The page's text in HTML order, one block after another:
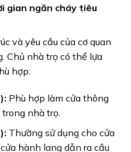
gian ngăn cháy tiêu
và yêu cầu của cơ quan
Chủ nhà trọ có thể lựa
hợp:
Phù hợp làm cửa thông
nhà trọ.
Thường sử dụng cho cửa
hành lang dẫn ra cầu